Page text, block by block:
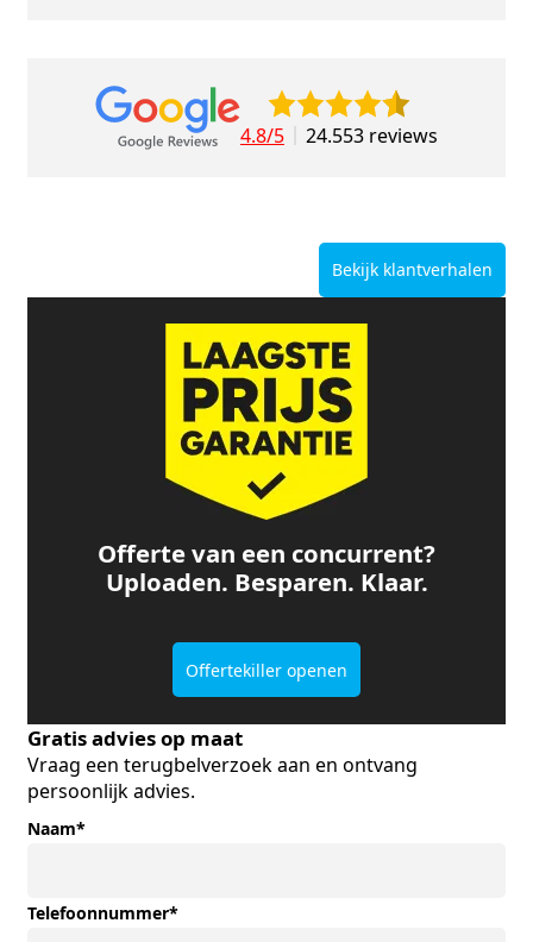
4.8/5 24.553 reviews
Bekijk klantverhalen
Offerte van een concurrent?
Uploaden. Besparen. Klaar.
Offertekiller openen
Gratis advies op maat
Vraag een terugbelverzoek aan en ontvang
persoonlijk advies.
Naam*
Telefoonnummer*